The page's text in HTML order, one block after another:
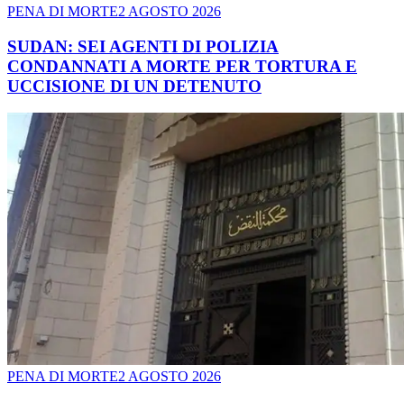
PENA DI MORTE2 AGOSTO 2026
SUDAN: SEI AGENTI DI POLIZIA
CONDANNATI A MORTE PER TORTURA E
UCCISIONE DI UN DETENUTO
PENA DI MORTE2 AGOSTO 2026